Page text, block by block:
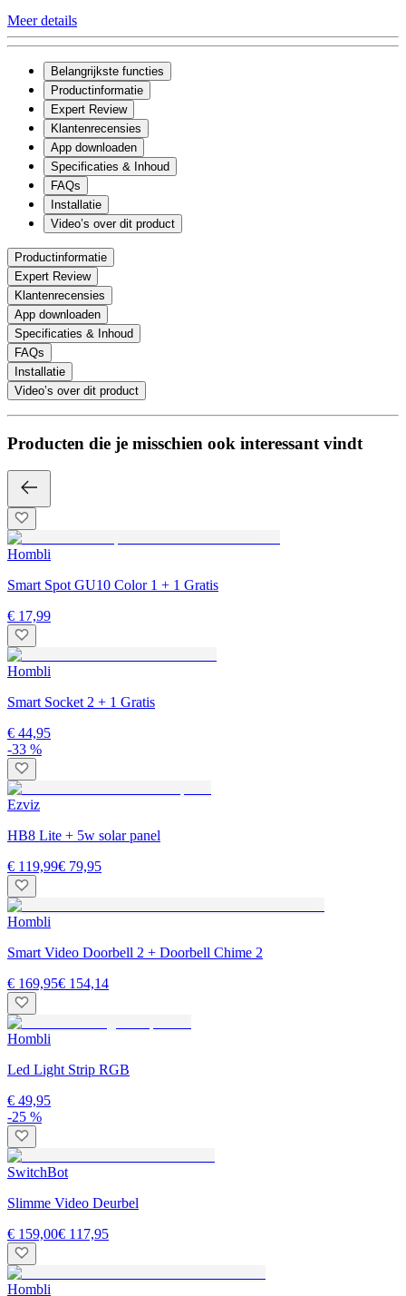
Meer details
Belangrijkste functies
Productinformatie
Expert Review
Klantenrecensies
App downloaden
Specificaties & Inhoud
FAQs
Installatie
Video’s over dit product
Productinformatie
Expert Review
Klantenrecensies
App downloaden
Specificaties & Inhoud
FAQs
Installatie
Video’s over dit product
Producten die je misschien ook interessant vindt
Hombli
Smart Spot GU10 Color 1 + 1 Gratis
€ 17,99
Hombli
Smart Socket 2 + 1 Gratis
€ 44,95
-33 %
Ezviz
HB8 Lite + 5w solar panel
€ 119,99€ 79,95
Hombli
Smart Video Doorbell 2 + Doorbell Chime 2
€ 169,95€ 154,14
Hombli
Led Light Strip RGB
€ 49,95
-25 %
SwitchBot
Slimme Video Deurbel
€ 159,00€ 117,95
Hombli